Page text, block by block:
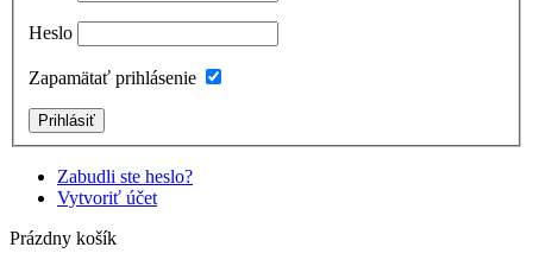
Heslo
Zapamätať prihlásenie
Zabudli ste heslo?
Vytvoriť účet
Prázdny košík